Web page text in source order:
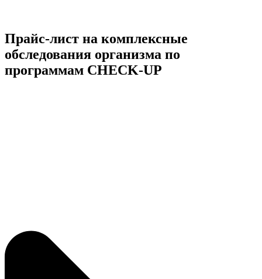
Прайс-лист на комплексные
обследования организма по
программам CHECK-UP